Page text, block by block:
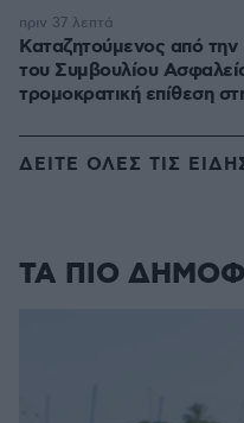
Καταζητούμενος από την
του Συμβουλίου
τρομοκρατική επίθεση
πριν 37 λεπτά
ΔΕΙΤΕ ΟΛΕΣ ΤΙΣ
ΤΑ ΠΙΟ